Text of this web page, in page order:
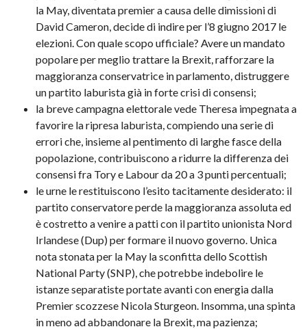
la May, diventata premier a causa delle dimissioni di
David Cameron, decide di indire per l’8 giugno 2017 le
elezioni. Con quale scopo ufficiale? Avere un mandato
popolare per meglio trattare la Brexit, rafforzare la
maggioranza conservatrice in parlamento, distruggere
un partito laburista già in forte crisi di consensi;
la breve campagna elettorale vede Theresa impegnata a
favorire la ripresa laburista, compiendo una serie di
errori che, insieme al pentimento di larghe fasce della
popolazione, contribuiscono a ridurre la differenza dei
consensi fra Tory e Labour da 20 a 3 punti percentuali;
le urne le restituiscono l’esito tacitamente desiderato: il
partito conservatore perde la maggioranza assoluta ed
è costretto a venire a patti con il partito unionista Nord
Irlandese (Dup) per formare il nuovo governo. Unica
nota stonata per la May la sconfitta dello Scottish
National Party (SNP), che potrebbe indebolire le
istanze separatiste portate avanti con energia dalla
Premier scozzese Nicola Sturgeon. Insomma, una spinta
in meno ad abbandonare la Brexit, ma pazienza;